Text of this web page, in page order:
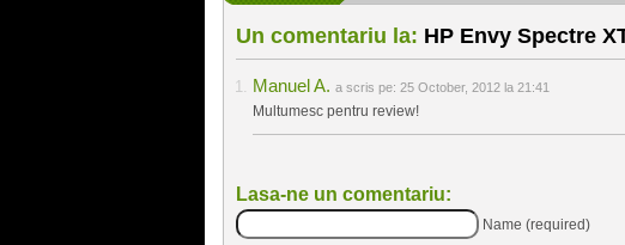
Un comentariu la: HP Envy Spectre
Manuel A. a scris pe: 25 October, 2012 la 21:41
Multumesc pentru review!
Lasa-ne un comentariu:
Name (required)